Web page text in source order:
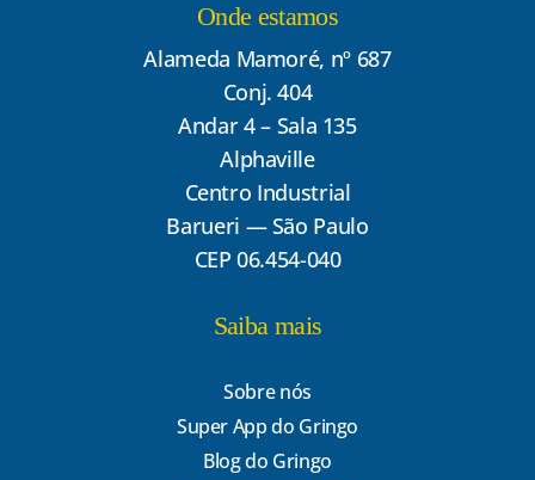
Onde estamos
Alameda Mamoré, nº 687
Conj. 404
Andar 4 – Sala 135
Alphaville
Centro Industrial
Barueri — São Paulo
CEP 06.454-040
Saiba mais
Sobre nós
Super App do Gringo
Blog do Gringo